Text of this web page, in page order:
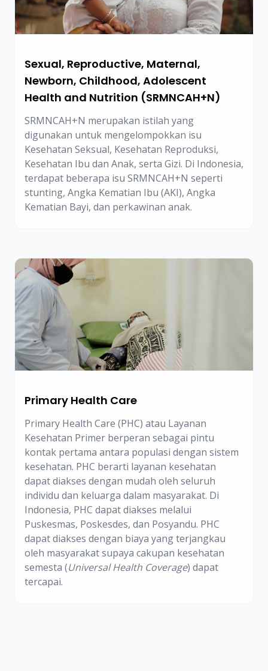
Sexual, Reproductive, Maternal,
Newborn, Childhood, Adolescent
Health and Nutrition (SRMNCAH+N)
SRMNCAH+N merupakan istilah yang
digunakan untuk mengelompokkan isu
Kesehatan Seksual, Kesehatan Reproduksi,
Kesehatan Ibu dan Anak, serta Gizi. Di Indonesia,
terdapat beberapa isu SRMNCAH+N seperti
stunting, Angka Kematian Ibu (AKI), Angka
Kematian Bayi, dan perkawinan anak.
Primary Health Care
Primary Health Care (PHC) atau Layanan
Kesehatan Primer berperan sebagai pintu
kontak pertama antara populasi dengan sistem
kesehatan. PHC berarti layanan kesehatan
dapat diakses dengan mudah oleh seluruh
individu dan keluarga dalam masyarakat. Di
Indonesia, PHC dapat diakses melalui
Puskesmas, Poskesdes, dan Posyandu. PHC
dapat diakses dengan biaya yang terjangkau
oleh masyarakat supaya cakupan kesehatan
semesta (Universal Health Coverage) dapat
tercapai.